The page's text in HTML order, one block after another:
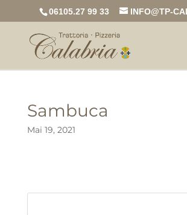
06105.27 99 33 INFO@TP-
Sambuca
Mai 19, 2021